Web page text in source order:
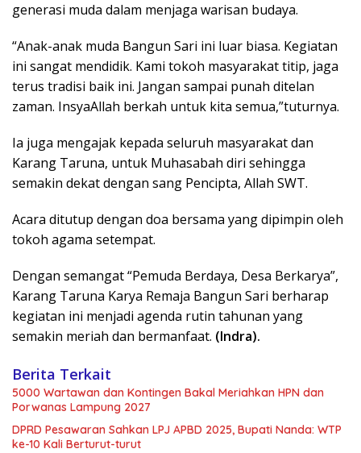
generasi muda dalam menjaga warisan budaya.
“Anak-anak muda Bangun Sari ini luar biasa. Kegiatan
ini sangat mendidik. Kami tokoh masyarakat titip, jaga
terus tradisi baik ini. Jangan sampai punah ditelan
zaman. InsyaAllah berkah untuk kita semua,”tuturnya.
Ia juga mengajak kepada seluruh masyarakat dan
Karang Taruna, untuk Muhasabah diri sehingga
semakin dekat dengan sang Pencipta, Allah SWT.
Acara ditutup dengan doa bersama yang dipimpin oleh
tokoh agama setempat.
Dengan semangat “Pemuda Berdaya, Desa Berkarya”,
Karang Taruna Karya Remaja Bangun Sari berharap
kegiatan ini menjadi agenda rutin tahunan yang
semakin meriah dan bermanfaat. (Indra).
Berita Terkait
5000 Wartawan dan Kontingen Bakal Meriahkan HPN dan
Porwanas Lampung 2027
DPRD Pesawaran Sahkan LPJ APBD 2025, Bupati Nanda: WTP
ke-10 Kali Berturut-turut